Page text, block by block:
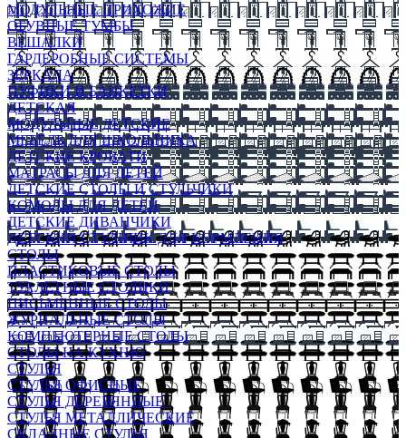
МОДУЛЬНЫЕ ПРИХОЖИЕ
ОБУВНЫЕ ТУМБЫ
ВЕШАЛКИ
ГАРДЕРОБНЫЕ СИСТЕМЫ
ЗЕРКАЛА
ПУФИКИ И БАНКЕТКИ
ДЕТСКАЯ
МОДУЛЬНЫЕ ДЕТСКИЕ
МЕБЕЛЬ ДЛЯ ШКОЛЬНИКА
ДЕТСКИЕ КРОВАТИ
МАТРАСЫ ДЛЯ ДЕТЕЙ
ДЕТСКИЕ СТОЛЫ И СТУЛЬЧИКИ
КОМОДЫ ДЛЯ ДЕТЕЙ
ДЕТСКИЕ ДИВАНЧИКИ
ДЕТСКИЙ СТУЛЬЧИК ДЛЯ КОРМЛЕНИЯ
СТОЛЫ
ПЛАСТИКОВЫЕ СТОЛЫ
ТУАЛЕТНЫЕ СТОЛИКИ
ПИСЬМЕННЫЕ СТОЛЫ
ЖУРНАЛЬНЫЕ СТОЛЫ
КОМПЬЮТЕРНЫЕ СТОЛЫ
СТОЛЫ НА КУХНЮ
СТУЛЬЯ
СТУЛЬЯ ОФИСНЫЕ
СТУЛЬЯ ДЕРЕВЯННЫЕ
СТУЛЬЯ МЕТАЛЛИЧЕСКИЕ
СКЛАДНЫЕ СТУЛЬЯ